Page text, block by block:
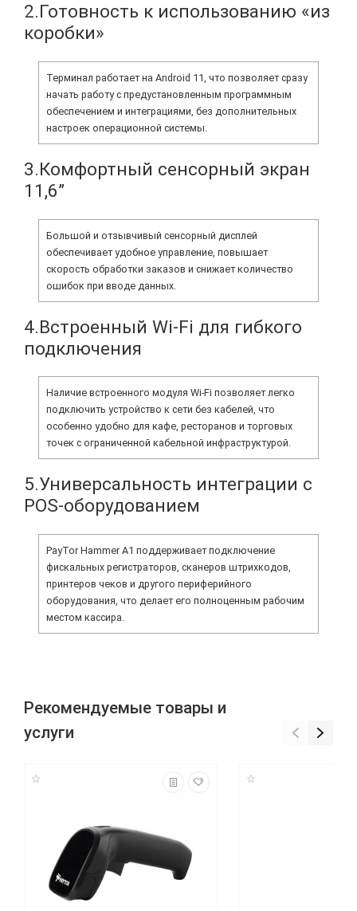
2.Готовность к использованию «из
коробки»
Терминал работает на Android 11, что позволяет сразу
начать работу с предустановленным программным
обеспечением и интеграциями, без дополнительных
настроек операционной системы.
3.Комфортный сенсорный экран
11,6”
Большой и отзывчивый сенсорный дисплей
обеспечивает удобное управление, повышает
скорость обработки заказов и снижает количество
ошибок при вводе данных.
4.Встроенный Wi-Fi для гибкого
подключения
Наличие встроенного модуля Wi-Fi позволяет легко
подключить устройство к сети без кабелей, что
особенно удобно для кафе, ресторанов и торговых
точек с ограниченной кабельной инфраструктурой.
5.Универсальность интеграции с
POS-оборудованием
PayTor Hammer A1 поддерживает подключение
фискальных регистраторов, сканеров штрихкодов,
принтеров чеков и другого периферийного
оборудования, что делает его полноценным рабочим
местом кассира.
Рекомендуемые товары и
услуги